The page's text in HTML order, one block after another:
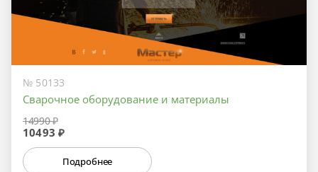
№ 50133
Сварочное оборудование и материалы
14990 ₽
10493 ₽
Подробнее